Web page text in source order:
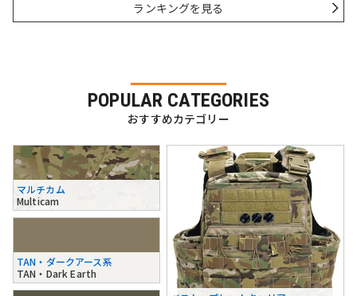
ランキングを見る
POPULAR CATEGORIES
おすすめカテゴリー
マルチカム
Multicam
TAN・ダークアース系
TAN・Dark Earth